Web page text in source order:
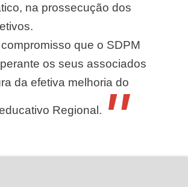
na prossecução dos
que o SDPM
os seus associados
da efetiva melhoria do
Regional. "